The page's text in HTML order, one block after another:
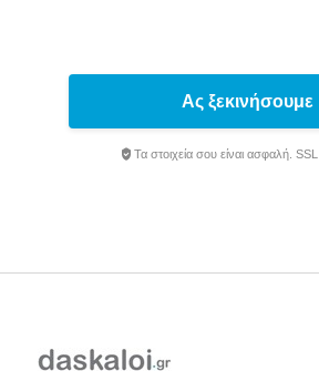
Ας ξεκινήσουμε
Τα στοιχεία σου είναι ασφαλή.